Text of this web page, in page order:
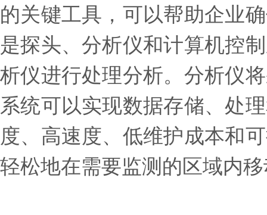
的关键工具，可以帮助企业
是探头、分析仪和计算机控
析仪进行处理分析。分析仪
系统可以实现数据存储、处
度、高速度、低维护成本和
轻松地在需要监测的区域内